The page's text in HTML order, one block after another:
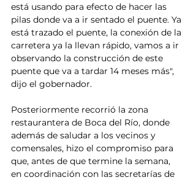
está usando para efecto de hacer las
pilas donde va a ir sentado el puente. Ya
está trazado el puente, la conexión de la
carretera ya la llevan rápido, vamos a ir
observando la construcción de este
puente que va a tardar 14 meses más",
dijo el gobernador.
Posteriormente recorrió la zona
restaurantera de Boca del Río, donde
además de saludar a los vecinos y
comensales, hizo el compromiso para
que, antes de que termine la semana,
en coordinación con las secretarías de